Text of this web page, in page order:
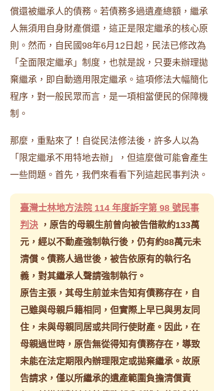
償還被繼承人的債務。若債務多過遺產總額，繼承
人無須用自身財產償還，這正是限定繼承的核心原
則。然而，自民國98年6月12日起，民法已修改為
「全面限定繼承」制度，也就是說，只要未辦理拋
棄繼承，即自動適用限定繼承。這項修法大幅簡化
程序，對一般民眾而言，是一項相當便民的保障機
制。
那麼，重點來了！自從民法修法後，許多人以為
「限定繼承不用特地去辦」，但這麼做可能會產生
一些問題。首先，我們來看看下列這起民事判決。
臺灣士林地方法院 114 年度訴字第 98 號民事
判決 ，原告的母親生前曾向被告借款約133萬
元，經以不動產強制執行後，仍有約88萬元未
清償。債務人過世後，被告依原有的執行名
義，對其繼承人聲請強制執行。
原告主張，其母生前並未告知有債務存在，自
己雖與母親戶籍相同，但實際上早已與男友同
住，未與母親同居或共同行使財產。因此，在
母親過世時，原告無從得知有債務存在，導致
未能在法定期限內辦理限定或拋棄繼承。故原
告請求，僅以所繼承的遺產範圍負擔清償責